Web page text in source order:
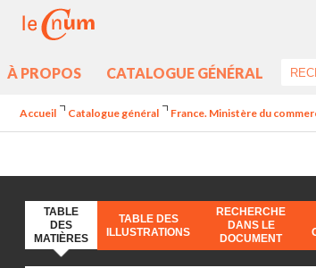
À PROPOS CATALOGUE GÉNÉRAL
Accueil Catalogue général France. Ministère du
TABLE
DES
MATIÈRES
TABLE DES
ILLUSTRATIONS
RECHERCHE
DANS LE
DOCUMENT